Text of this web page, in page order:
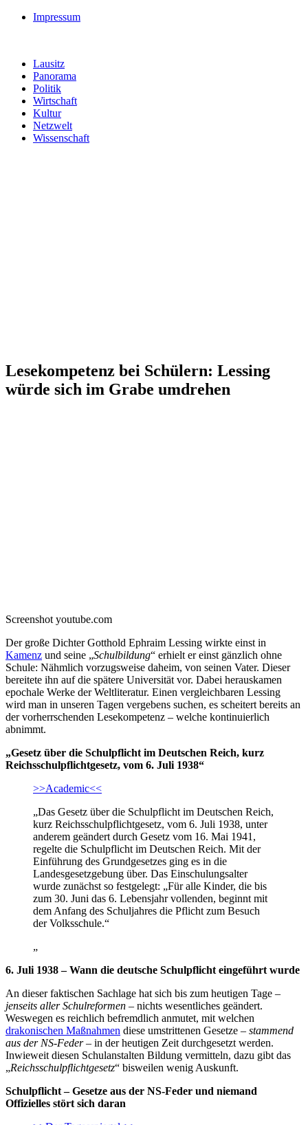
Impressum
Lausitz
Panorama
Politik
Wirtschaft
Kultur
Netzwelt
Wissenschaft
Lesekompetenz bei Schülern: Lessing
würde sich im Grabe umdrehen
Screenshot youtube.com
Der große Dichter Gotthold Ephraim Lessing wirkte einst in
Kamenz und seine „Schulbildung“ erhielt er einst gänzlich ohne
Schule: Nähmlich vorzugsweise daheim, von seinen Vater. Dieser
bereitete ihn auf die spätere Universität vor. Dabei herauskamen
epochale Werke der Weltliteratur. Einen vergleichbaren Lessing
wird man in unseren Tagen vergebens suchen, es scheitert bereits an
der vorherrschenden Lesekompetenz – welche kontinuierlich
abnimmt.
„Gesetz über die Schulpflicht im Deutschen Reich, kurz
Reichsschulpflichtgesetz, vom 6. Juli 1938“
>>Academic<<
„Das Gesetz über die Schulpflicht im Deutschen Reich,
kurz Reichsschulpflichtgesetz, vom 6. Juli 1938, unter
anderem geändert durch Gesetz vom 16. Mai 1941,
regelte die Schulpflicht im Deutschen Reich. Mit der
Einführung des Grundgesetzes ging es in die
Landesgesetzgebung über. Das Einschulungsalter
wurde zunächst so festgelegt: „Für alle Kinder, die bis
zum 30. Juni das 6. Lebensjahr vollenden, beginnt mit
dem Anfang des Schuljahres die Pflicht zum Besuch
der Volksschule.“
„
6. Juli 1938 – Wann die deutsche Schulpflicht eingeführt wurde
An dieser faktischen Sachlage hat sich bis zum heutigen Tage –
jenseits aller Schulreformen – nichts wesentliches geändert.
Weswegen es reichlich befremdlich anmutet, mit welchen
drakonischen Maßnahmen diese umstrittenen Gesetze – stammend
aus der NS-Feder– in der heutigen Zeit durchgesetzt werden.
Inwieweit diesen Schulanstalten Bildung vermitteln, dazu gibt das
„Reichsschulpflichtgesetz“ bisweilen wenig Auskunft.
Schulpflicht – Gesetze aus der NS-Feder und niemand
Offizielles stört sich daran